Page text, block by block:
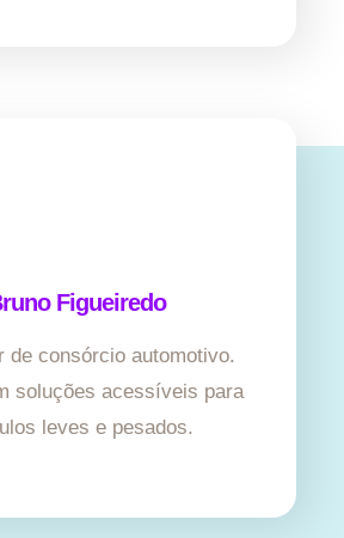
Figueiredo
de consórcio automotivo.
soluções acessíveis para
leves e pesados.